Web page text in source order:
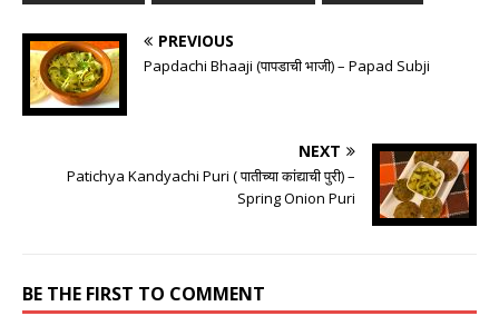
PREVIOUS
Papdachi Bhaaji (पापडाची भाजी) – Papad Subji
NEXT
Patichya Kandyachi Puri ( पातीच्या कांद्याची पुरी) –
Spring Onion Puri
BE THE FIRST TO COMMENT